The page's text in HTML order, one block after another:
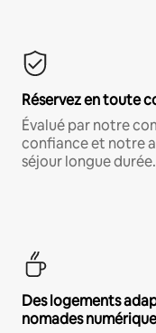
Réservez en toute
Évalué par notre
confiance et notre
séjour longue durée.
Des logements
nomades